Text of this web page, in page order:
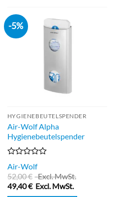
-5%
HYGIENEBEUTELSPENDER
Air-Wolf Alpha
Hygienebeutelspender
Bewertet
mit
0
von
5
Air-Wolf
52,00€ Excl. MwSt.
49,40€ Excl. MwSt.